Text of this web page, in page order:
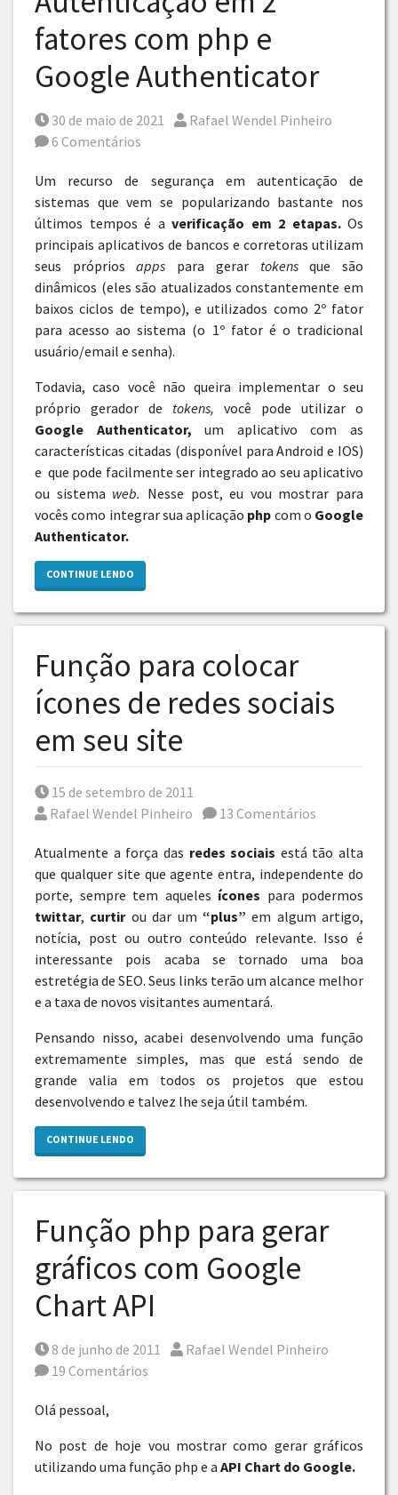
fatores com php e
Google Authenticator
Posted on
30 de maio de 2021 Por
Rafael Wendel Pinheiro
6 Comentários
Um recurso de segurança em autenticação de
sistemas que vem se popularizando bastante nos
últimos tempos é a verificação em 2 etapas. Os
principais aplicativos de bancos e corretoras utilizam
seus própriosapps para gerar tokensque são
dinâmicos (eles são atualizados constantemente em
baixos ciclos de tempo), e utilizados como 2º fator
para acesso ao sistema (o 1º fator é o tradicional
usuário/email e senha).
Todavia, caso você não queira implementar o seu
próprio gerador de tokens, você pode utilizar o
Google Authenticator,um aplicativo com as
características citadas (disponível para Android e IOS)
e que pode facilmente ser integrado ao seu aplicativo
ou sistema web. Nesse post, eu vou mostrar para
vocês como integrar sua aplicação php com o Google
Authenticator.
CONTINUE LENDO
Função para colocar
ícones de redes sociais
em seu site
Posted on
15 de setembro de 2011
Por
Rafael Wendel Pinheiro 13 Comentários
Atualmente a força das redes sociais está tão alta
que qualquer site que agente entra, independente do
porte, sempre tem aqueles ícones para podermos
twittar, curtirou dar um “plus” em algum artigo,
notícia, post ou outro conteúdo relevante. Isso é
interessante pois acaba se tornado uma boa
estretégia de SEO. Seus links terão um alcance melhor
e a taxa de novos visitantes aumentará.
Pensando nisso, acabei desenvolvendo uma função
extremamente simples, mas que está sendo de
grande valia em todos os projetos que estou
desenvolvendo e talvez lhe seja útil também.
CONTINUE LENDO
Função php para gerar
gráficos com Google
Chart API
Posted on
8 de junho de 2011 Por
Rafael Wendel Pinheiro
19 Comentários
Olá pessoal,
No post de hoje vou mostrar como gerar gráficos
utilizando uma função php e a API Chart do Google.